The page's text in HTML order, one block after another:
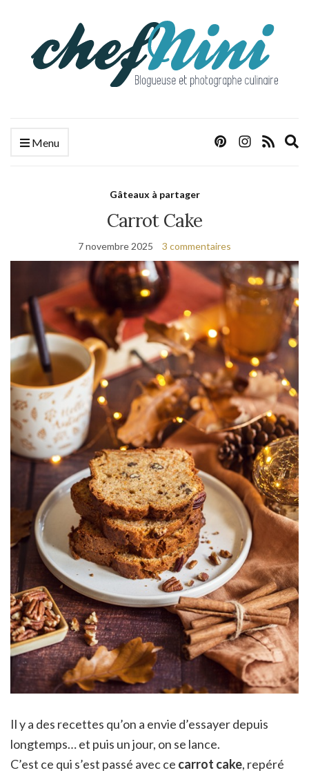
Menu
Gâteaux à partager
Carrot Cake
7 novembre 2025 3 commentaires
Il y a des recettes qu’on a envie d’essayer depuis
longtemps… et puis un jour, on se lance.
C’est ce qui s’est passé avec ce carrot cake, repéré